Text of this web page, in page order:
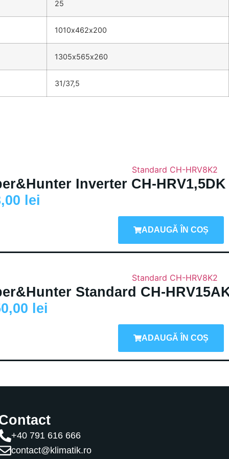
25
1010х462х200
1305х565х260
31/37,5
Inverter CH-HRV1,5DK
lei
ADAUGĂ ÎN COȘ
Standard CH-
lei
ADAUGĂ ÎN COȘ
+40 791 616 666
contact@klimatik.ro